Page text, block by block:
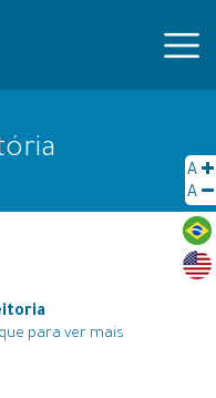
A
A
para ver mais